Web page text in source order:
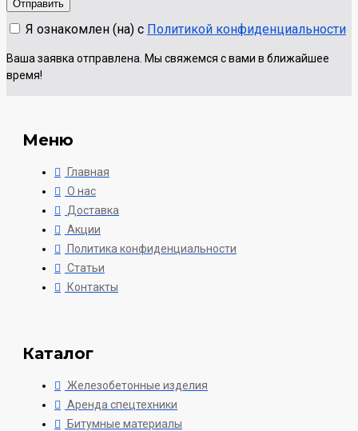
Я ознакомлен (на) с Политикой конфиденциальности
Ваша заявка отправлена. Мы свяжемся с вами в ближайшее
время!
Меню
Главная
О нас
Доставка
Акции
Политика конфиденциальности
Статьи
Контакты
Каталог
Железобетонные изделия
Аренда спецтехники
Битумные материалы